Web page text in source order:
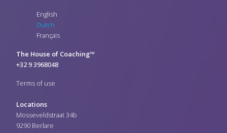
English
Dutch
Français
The House of Coaching™
+32 9 3968048
Terms of use
Locations
Mosseveldstraat 34b
9290 Berlare